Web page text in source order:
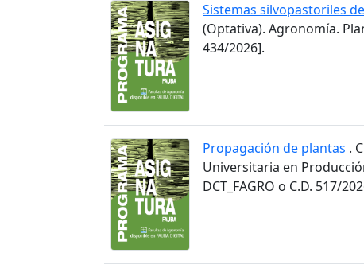
Sistemas silvopastoriles
(Optativa). Agronomía. Plan
434/2026].
Propagación de plantas .
Universitaria en
DCT_FAGRO o C.D. 517/